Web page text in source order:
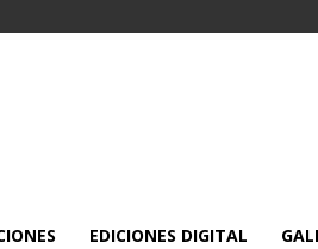
EDICIONES DIGITAL